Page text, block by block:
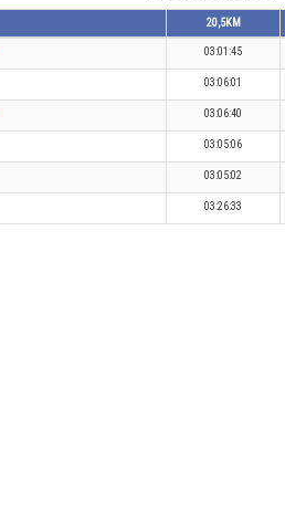
20,5KM
03:01:45
03:06:01
03:06:40
03:05:06
03:05:02
03:26:33